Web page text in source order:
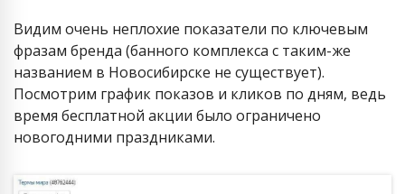
Видим очень неплохие показатели по ключевым
фразам бренда (банного комплекса с таким-же
названием в Новосибирске не существует).
Посмотрим график показов и кликов по дням, ведь
время бесплатной акции было ограничено
новогодними праздниками.